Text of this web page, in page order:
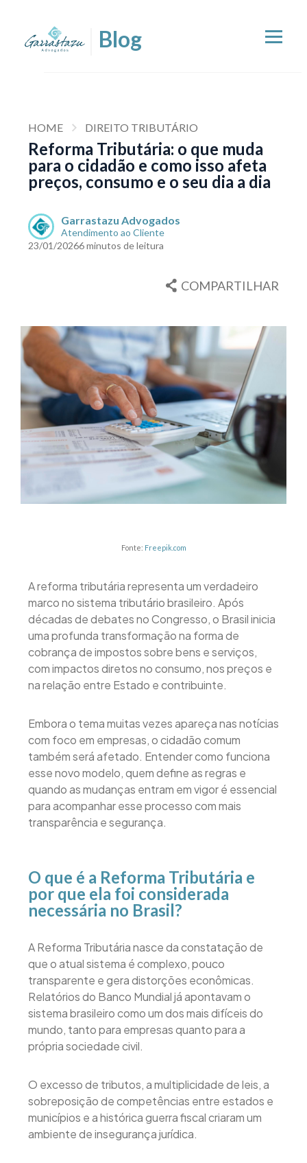
HOME DIREITO TRIBUTÁRIO
Reforma Tributária: o que muda
para o cidadão e como isso afeta
preços, consumo e o seu dia a dia
Garrastazu Advogados
Atendimento ao Cliente
23/01/20266 minutos de leitura
COMPARTILHAR
Fonte: Freepik.com
A reforma tributária representa um verdadeiro
marco no sistema tributário brasileiro. Após
décadas de debates no Congresso, o Brasil inicia
uma profunda transformação na forma de
cobrança de impostos sobre bens e serviços,
com impactos diretos no consumo, nos preços e
na relação entre Estado e contribuinte.
Embora o tema muitas vezes apareça nas notícias
com foco em empresas, o cidadão comum
também será afetado. Entender como funciona
esse novo modelo, quem define as regras e
quando as mudanças entram em vigor é essencial
para acompanhar esse processo com mais
transparência e segurança.
O que é a Reforma Tributária e
por que ela foi considerada
necessária no Brasil?
A Reforma Tributária nasce da constatação de
que o atual sistema é complexo, pouco
transparente e gera distorções econômicas.
Relatórios do Banco Mundial já apontavam o
sistema brasileiro como um dos mais difíceis do
mundo, tanto para empresas quanto para a
própria sociedade civil.
O excesso de tributos, a multiplicidade de leis, a
sobreposição de competências entre estados e
municípios e a histórica guerra fiscal criaram um
ambiente de insegurança jurídica.